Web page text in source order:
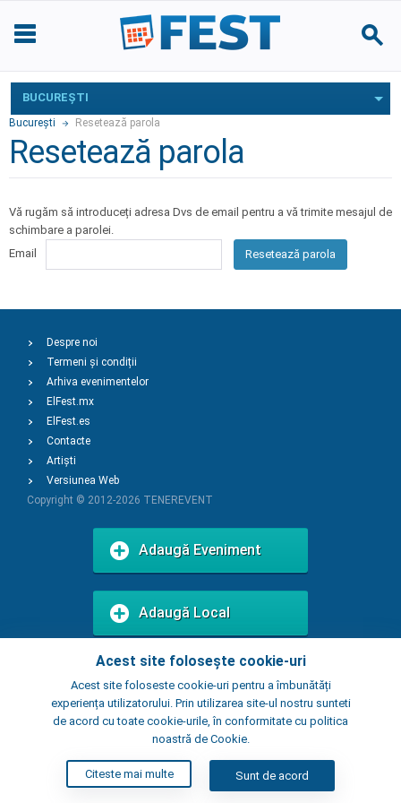
BUCUREŞTI
Bucureşti Resetează parola
Resetează parola
Vă rugăm să introduceți adresa Dvs de email pentru a vă trimite mesajul de
schimbare a parolei.
Email
Resetează parola
Acest site folosește cookie-uri
Acest site foloseste cookie-uri pentru a îmbunătăți
experiența utilizatorului. Prin utilizarea site-ul nostru sunteti
de acord cu toate cookie-urile, în conformitate cu politica
noastră de Cookie.
Citeste mai multe Sunt de acord
Despre noi
Termeni și condiții
Arhiva evenimentelor
ElFest.mx
ElFest.es
Contacte
Artiști
Versiunea Web
Copyright © 2012-2026 TENEREVENT
Adaugă Eveniment
Adaugă Local